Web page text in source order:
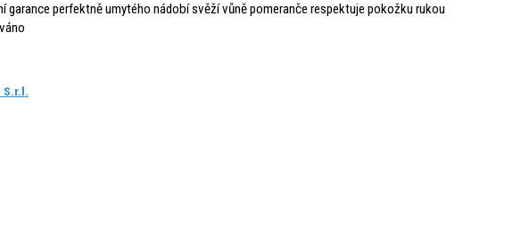
garance perfektně umytého nádobí svěží vůně pomeranče respektuje pokožku rukou
S.r.l.